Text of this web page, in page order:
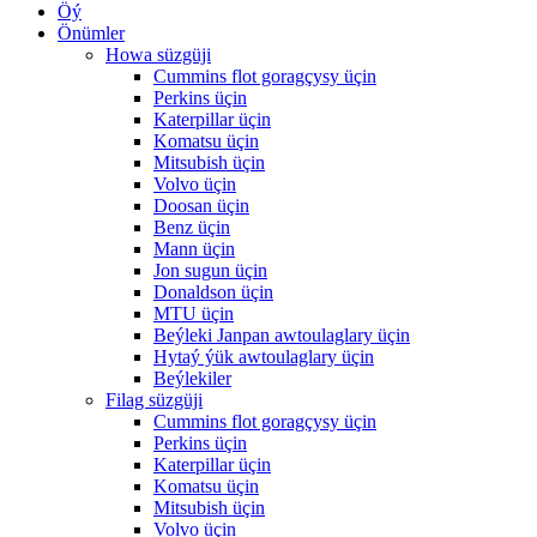
Öý
Önümler
Howa süzgüji
Cummins flot goragçysy üçin
Perkins üçin
Katerpillar üçin
Komatsu üçin
Mitsubish üçin
Volvo üçin
Doosan üçin
Benz üçin
Mann üçin
Jon sugun üçin
Donaldson üçin
MTU üçin
Beýleki Janpan awtoulaglary üçin
Hytaý ýük awtoulaglary üçin
Beýlekiler
Filag süzgüji
Cummins flot goragçysy üçin
Perkins üçin
Katerpillar üçin
Komatsu üçin
Mitsubish üçin
Volvo üçin